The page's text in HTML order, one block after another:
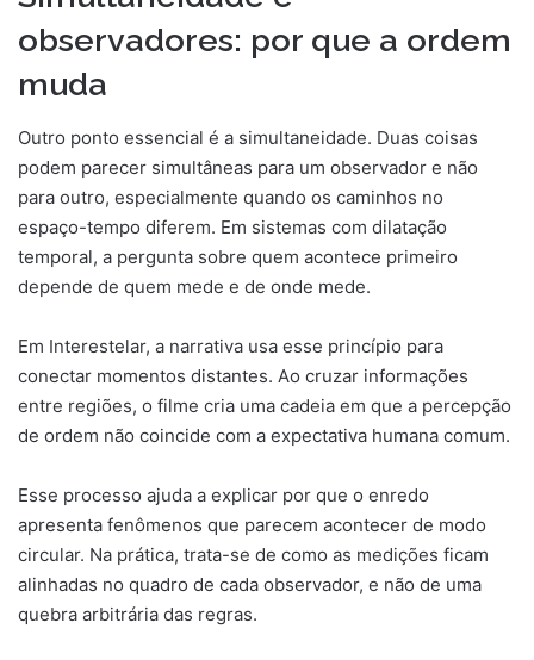
observadores: por que a ordem
muda
Outro ponto essencial é a simultaneidade. Duas coisas
podem parecer simultâneas para um observador e não
para outro, especialmente quando os caminhos no
espaço-tempo diferem. Em sistemas com dilatação
temporal, a pergunta sobre quem acontece primeiro
depende de quem mede e de onde mede.
Em Interestelar, a narrativa usa esse princípio para
conectar momentos distantes. Ao cruzar informações
entre regiões, o filme cria uma cadeia em que a percepção
de ordem não coincide com a expectativa humana comum.
Esse processo ajuda a explicar por que o enredo
apresenta fenômenos que parecem acontecer de modo
circular. Na prática, trata-se de como as medições ficam
alinhadas no quadro de cada observador, e não de uma
quebra arbitrária das regras.